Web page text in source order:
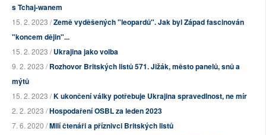
s Tchaj-wanem
15. 2. 2023 /Země vyděšených "leopardů". Jak byl Západ fascinován
"koncem dějin"...
15. 2. 2023 /Ukrajina jako volba
9. 2. 2023 /Rozhovor Britských listů 571. Jižák, město panelů, snů a
mýtů
15. 2. 2023 /K ukončení války potřebuje Ukrajina spravedlnost, ne mír
2. 2. 2023 /Hospodaření OSBL za leden 2023
7. 6. 2020 /Milí čtenáři a příznivci Britských listů